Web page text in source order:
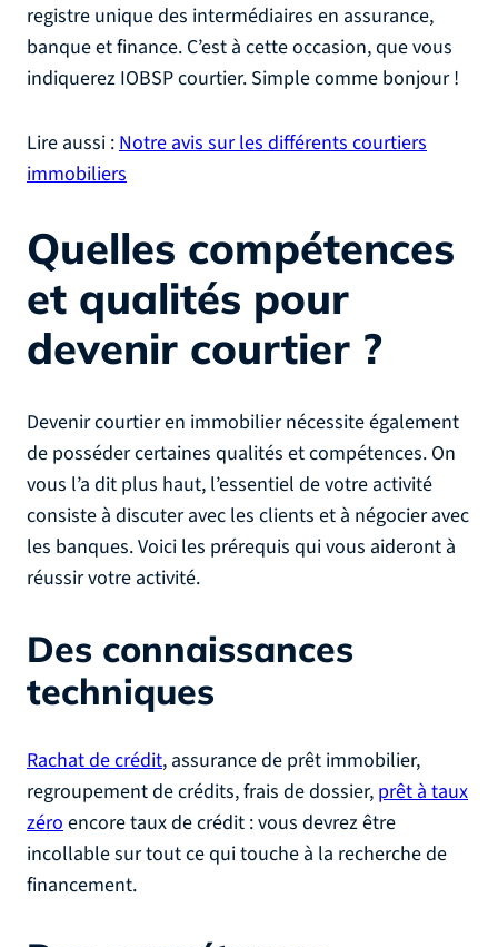
registre unique des intermédiaires en assurance,
banque et finance. C’est à cette occasion, que vous
indiquerez IOBSP courtier. Simple comme bonjour !
Lire aussi :Notre avis sur les différents courtiers
immobiliers
Quelles compétences
et qualités pour
devenir courtier ?
Devenir courtier en immobilier nécessite également
de posséder certaines qualités et compétences. On
vous l’a dit plus haut, l’essentiel de votre activité
consiste à discuter avec les clients et à négocier avec
les banques. Voici les prérequis qui vous aideront à
réussir votre activité.
Des connaissances
techniques
Rachat de crédit, assurance de prêt immobilier,
regroupement de crédits, frais de dossier, prêt à taux
zéroencore taux de crédit : vous devrez être
incollable sur tout ce qui touche à la recherche de
financement.